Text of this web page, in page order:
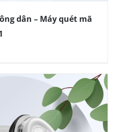
dân – Máy quét mã